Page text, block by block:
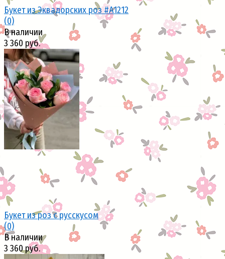
избранное сравнить
Букет из Эквадорских роз #А1212
(0)
В наличии
3 360 руб.
Букет из роз с русскусом
(0)
В наличии
3 360 руб.